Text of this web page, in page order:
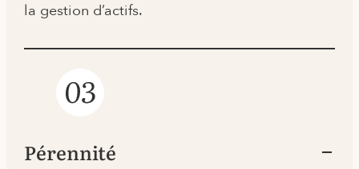
la gestion d’actifs.
Pérennité